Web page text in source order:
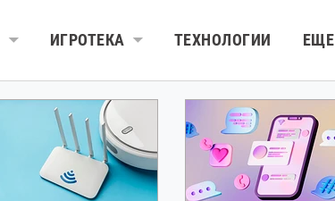
ИГРОТЕКА ТЕХНОЛОГИИ ЕЩЕ